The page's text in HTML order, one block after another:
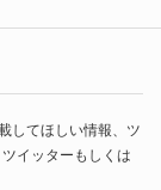
してほしい情報、ツ
イッターもしくは